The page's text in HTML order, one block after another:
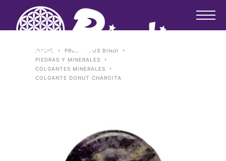
INICIO
PRODUCTOS BINDI
PIEDRAS Y MINERALES
COLGANTES MINERALES
COLGANTE DONUT CHAROITA